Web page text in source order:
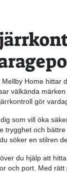
Mellby Home hittar
välkända
gör
som vill öka
trygghet och
söker en stilren
du hjälp att
och port. Med